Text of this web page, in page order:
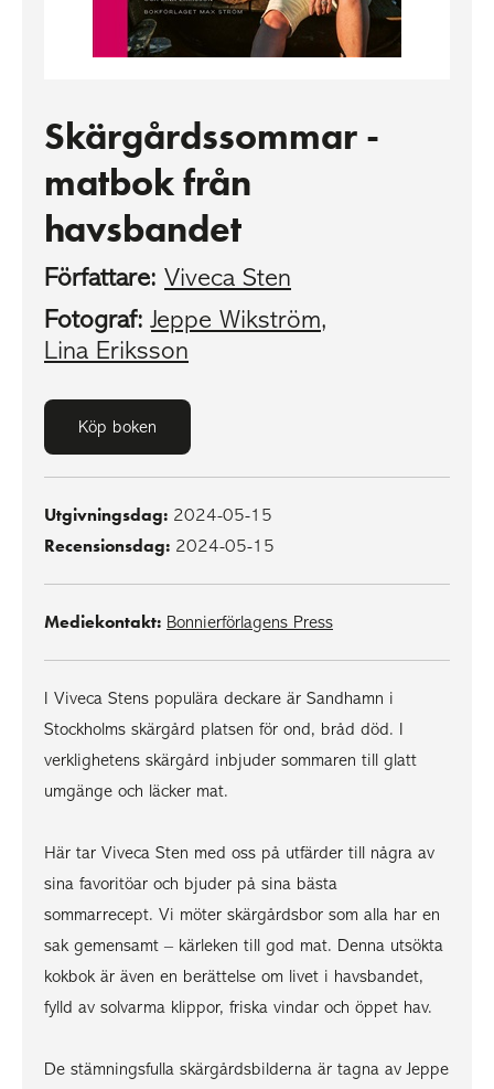
Skärgårdssommar -
matbok från
havsbandet
Författare: Viveca Sten
Fotograf: Jeppe Wikström,
Lina Eriksson
Köp boken
Utgivningsdag: 2024-05-15
Recensionsdag: 2024-05-15
Mediekontakt: Bonnierförlagens Press
I Viveca Stens populära deckare är Sandhamn i
Stockholms skärgård platsen för ond, bråd död. I
verklighetens skärgård inbjuder sommaren till glatt
umgänge och läcker mat.
Här tar Viveca Sten med oss på utfärder till några av
sina favoritöar och bjuder på sina bästa
sommarrecept. Vi möter skärgårdsbor som alla har en
sak gemensamt – kärleken till god mat. Denna utsökta
kokbok är även en berättelse om livet i havsbandet,
fylld av solvarma klippor, friska vindar och öppet hav.
De stämningsfulla skärgårdsbilderna är tagna av Jeppe